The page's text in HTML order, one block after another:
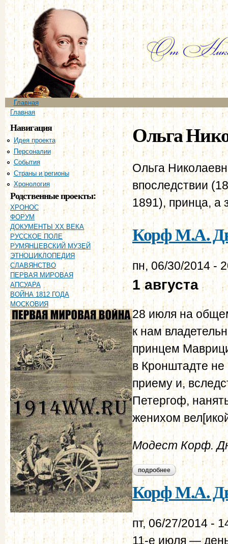
Главное меню
Главная
Вы здесь
Главная
Навигация
Идея проекта
Персоналии
События
Страны и регионы
Хронология
Родственные проекты:
ХРОНОС
ФОРУМ
ДОКУМЕНТЫ XX ВЕКА
РУССКОЕ ПОЛЕ
РУМЯНЦЕВСКИЙ МУЗЕЙ
ЭТНОЦИКЛОПЕДИЯ
СЛАВЯНСТВО
ПЕРВАЯ МИРОВАЯ
АПСУАРА
ВОЙНА 1812 ГОДА
МОСКОВИЯ
Ольга
Ольга
впоследствии
1891), принца, а
Корф М.А.
пн, 06/30/2014 -
1 августа
28 июля на
к нам
принцем
в Кронштадте не
приему и,
Петергоф,
женихом
Модест Корф.
подробнее о корф м.а.
Корф М.А.
пт, 06/27/2014 -
11-е июля —